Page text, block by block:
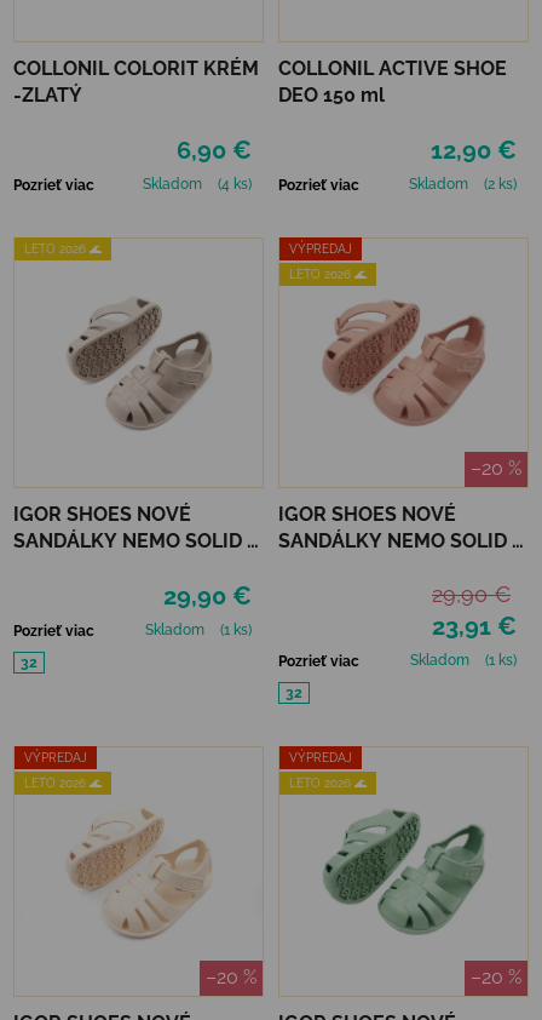
COLLONIL COLORIT KRÉM
-ZLATÝ
6,90 €
Pozrieť viac Skladom (4 ks)
COLLONIL ACTIVE SHOE
DEO 150 ml
12,90 €
Pozrieť viac Skladom (2 ks)
LETO 2026 🌊
IGOR SHOES NOVÉ
SANDÁLKY NEMO SOLID -
29,90 €
Pozrieť viac Skladom
(1 ks)
32
VÝPREDAJ
LETO 2026 🌊
–20 %
IGOR SHOES NOVÉ
SANDÁLKY NEMO SOLID -
23,91 €
29,90 €
Pozrieť viac Skladom
(1 ks)
32
VÝPREDAJ
LETO 2026 🌊
–20 %
VÝPREDAJ
LETO 2026 🌊
–20 %